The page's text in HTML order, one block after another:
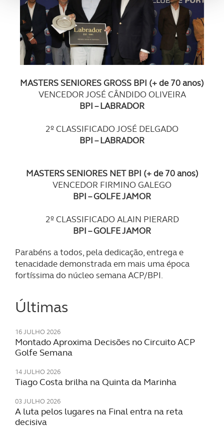
analisar dados de navegação no nosso website.
Adicionalmente partilhamos informação, relativa à sua
utilização do nosso site de publicidade e de análise, com
parceiros e organizações na UE e em países terceiros.
O ACP garantirá que as transferências internacionais de
dados pessoais serão realizadas apenas com o seu
consentimento e quando tal se afigure estritamente
Realçamos que o bloqueio de certo tipo de Cookies e
disponibilizados.
Consulte a política de cookies do site.
MASTERS SENIORES GROSS BPI (+ de 70 anos)
VENCEDOR JOSÉ CÂNDIDO OLIVEIRA
BPI – LABRADOR
2º CLASSIFICADO JOSÉ DELGADO
BPI – LABRADOR
MASTERS SENIORES NET BPI (+ de 70 anos)
VENCEDOR FIRMINO GALEGO
BPI – GOLFE JAMOR
2º CLASSIFICADO ALAIN PIERARD
BPI – GOLFE JAMOR
Parabéns a todos, pela dedicação, entrega e
tenacidade demonstrada em mais uma época
fortíssima do núcleo semana ACP/BPI.
Últimas
16 JULHO 2026
Montado Aproxima Decisões no Circuito ACP
Golfe Semana
14 JULHO 2026
Tiago Costa brilha na Quinta da Marinha
03 JULHO 2026
A luta pelos lugares na Final entra na reta
decisiva